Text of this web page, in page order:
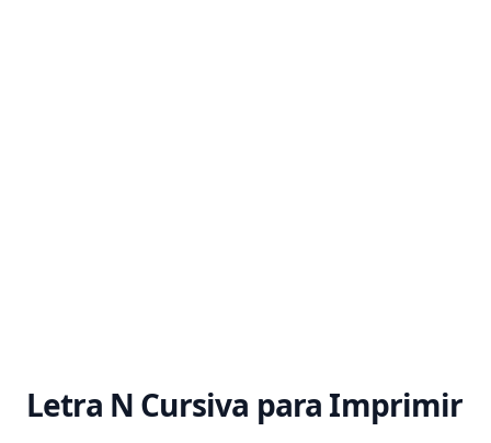
Letra N Cursiva para Imprimir